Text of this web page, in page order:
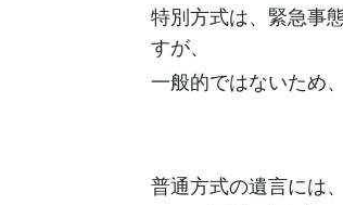
特別方式は、緊急事
すが、
一般的ではないため
普通方式の遺言には、